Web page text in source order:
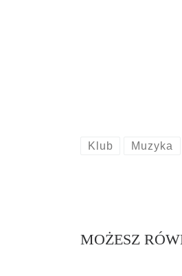
Klub Muzyka
MOŻESZ